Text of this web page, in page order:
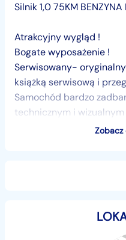
Silnik 1,0 75KM BENZYNA
Atrakcyjny wygląd !
Bogate wyposażenie !
Serwisowany-
książką serwisową i
Samochód bardzo
technicznym i wizualnym
Możliwe również
rzeczoznawce np-
Zobacz